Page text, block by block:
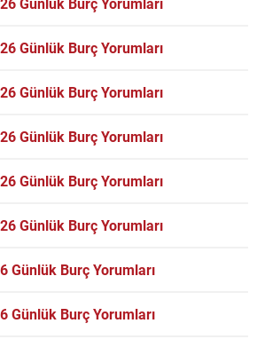
Günlük Burç Yorumları
Günlük Burç Yorumları
Günlük Burç Yorumları
Günlük Burç Yorumları
Günlük Burç Yorumları
Günlük Burç Yorumları
Günlük Burç Yorumları